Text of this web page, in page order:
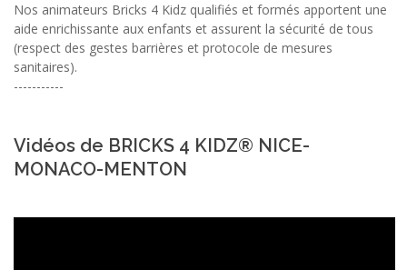
Nos animateurs Bricks 4 Kidz qualifiés et formés apportent une
aide enrichissante aux enfants et assurent la sécurité de tous
(respect des gestes barrières et protocole de mesures
sanitaires).
-----------
Vidéos de BRICKS 4 KIDZ® NICE-
MONACO-MENTON